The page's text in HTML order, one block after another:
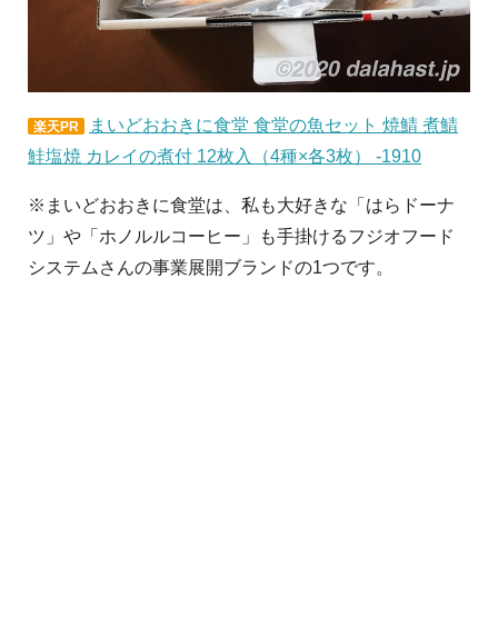
楽天PR
まいどおおきに食堂 食堂の魚セット 焼鯖 煮鯖
鮭塩焼 カレイの煮付 12枚入（4種×各3枚） -1910
※まいどおおきに食堂は、私も大好きな「はらドーナ
ツ」や「ホノルルコーヒー」も手掛けるフジオフード
システムさんの事業展開ブランドの1つです。